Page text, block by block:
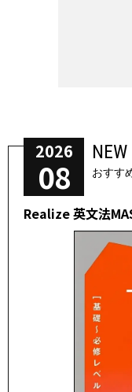
2026
08 おすす
Realize 英文法